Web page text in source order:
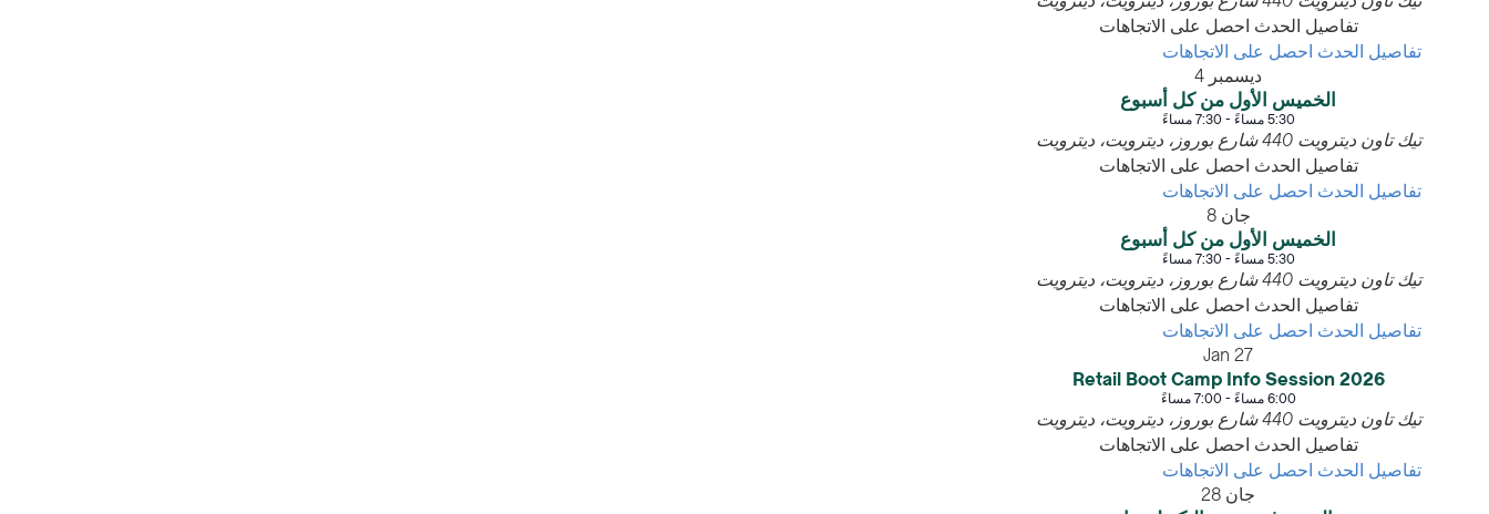
تفاصيل الحدث احصل على الاتجاهات
تفاصيل الحدث احصل على الاتجاهات
ديسمبر 4
الخميس الأول من كل أسبوع
5:30 مساءً -7:30 مساءً
تيك تاون ديترويت 440 شارع بوروز، ديترويت، ديترويت
تفاصيل الحدث احصل على الاتجاهات
تفاصيل الحدث احصل على الاتجاهات
جان 8
الخميس الأول من كل أسبوع
5:30 مساءً -7:30 مساءً
تيك تاون ديترويت 440 شارع بوروز، ديترويت، ديترويت
تفاصيل الحدث احصل على الاتجاهات
تفاصيل الحدث احصل على الاتجاهات
Jan 27
2026 Retail Boot Camp Info Session
6:00 مساءً -7:00 مساءً
تيك تاون ديترويت 440 شارع بوروز، ديترويت، ديترويت
تفاصيل الحدث احصل على الاتجاهات
تفاصيل الحدث احصل على الاتجاهات
جان 28